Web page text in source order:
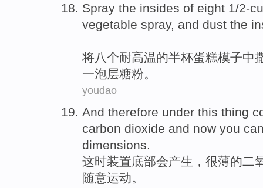
Spray the insides of eight 1/2-
vegetable spray, and dust the
将 八个耐高温的半杯蛋糕模子中
一泡层糖粉 。
youdao
And therefore under this thing
carbon dioxide and now you
dimensions.
这时装置底部会产生 ， 很薄的二
随意运动。